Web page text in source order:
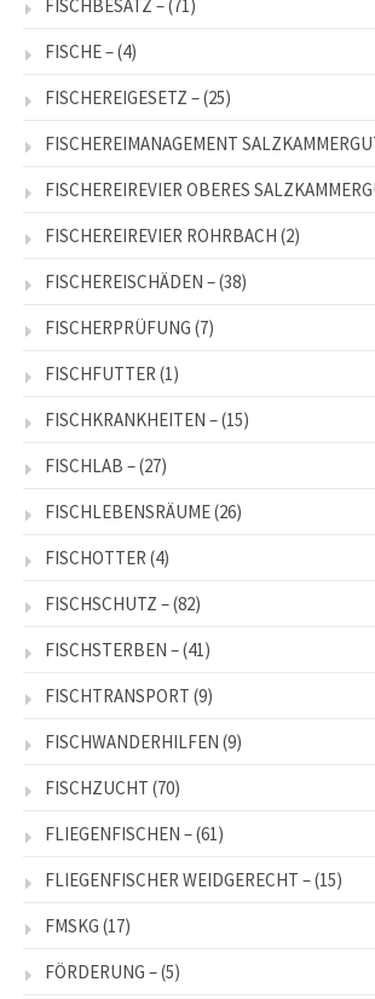
FISCHBESATZ –(71)
FISCHE –(4)
FISCHEREIGESETZ –(25)
FISCHEREIMANAGEMENT
FISCHEREIREVIER OBERES
FISCHEREIREVIER ROHRBACH (2)
FISCHEREISCHÄDEN –(38)
FISCHERPRÜFUNG (7)
FISCHFUTTER (1)
FISCHKRANKHEITEN –(15)
FISCHLAB –(27)
FISCHLEBENSRÄUME(26)
FISCHOTTER (4)
FISCHSCHUTZ –(82)
FISCHSTERBEN –(41)
FISCHTRANSPORT (9)
FISCHWANDERHILFEN (9)
FISCHZUCHT (70)
FLIEGENFISCHEN –(61)
FLIEGENFISCHER WEIDGERECHT –(15)
FMSKG (17)
FÖRDERUNG –(5)